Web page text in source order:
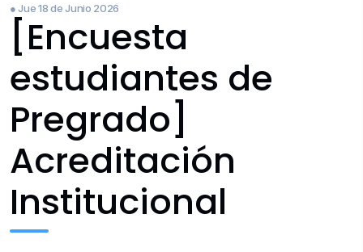
● Jue 18 de Junio 2026
[Encuesta
estudiantes de
Pregrado]
Acreditación
Institucional